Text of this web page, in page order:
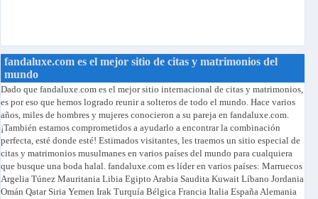
fandaluxe.com es el mejor sitio de citas y matrimonios del
mundo
Dado que fandaluxe.com es el mejor sitio internacional de citas y matrimonios,
es por eso que hemos logrado reunir a solteros de todo el mundo. Hace varios
años, miles de hombres y mujeres conocieron a su pareja en fandaluxe.com.
¡También estamos comprometidos a ayudarlo a encontrar la combinación
perfecta, esté donde esté! Estimados visitantes, les traemos un sitio especial de
citas y matrimonios musulmanes en varios países del mundo para cualquiera
que busque una boda halal. fandaluxe.com es líder en varios países: Marruecos
Argelia Túnez Mauritania Libia Egipto Arabia Saudita Kuwait Líbano Jordania
Omán Qatar Siria Yemen Irak Turquía Bélgica Francia Italia España Alemania